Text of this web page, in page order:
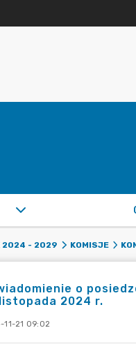
2024 - 2029 KOMISJE
o
2024 r.
11-21 09:02